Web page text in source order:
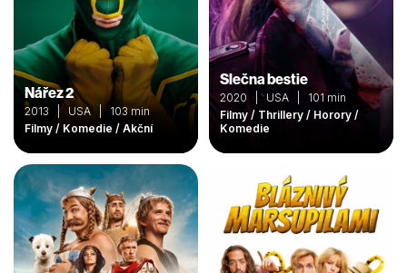
Nářez 2
2013 | USA | 103 min
Filmy / Komedie / Akční
Slečna bestie
2020 | USA | 101 min
Filmy / Thrillery / Horory /
Komedie